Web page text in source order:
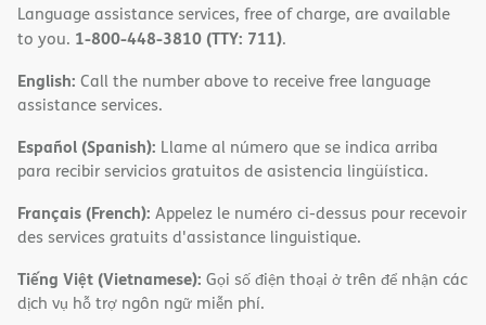
Language assistance services, free of charge, are available
to you. 1-800-448-3810 (TTY: 711).
English: Call the number above to receive free language
assistance services.
Español (Spanish): Llame al número que se indica arriba
para recibir servicios gratuitos de asistencia lingüística.
Français (French): Appelez le numéro ci-dessus pour recevoir
des services gratuits d'assistance linguistique.
Tiếng Việt (Vietnamese): Gọi số điện thoại ở trên để nhận các
dịch vụ hỗ trợ ngôn ngữ miễn phí.